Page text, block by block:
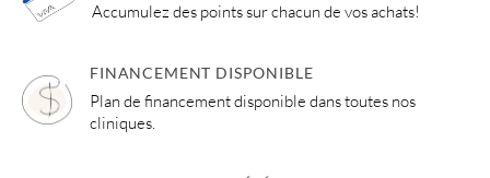
Accumulez des points sur chacun de vos achats!
FINANCEMENT DISPONIBLE
Plan de financement disponible dans toutes nos
cliniques.